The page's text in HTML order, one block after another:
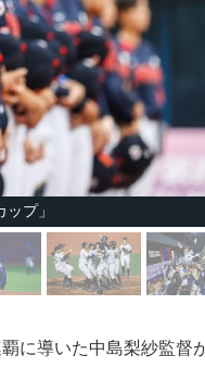
プ」
に導いた中島梨紗監督が